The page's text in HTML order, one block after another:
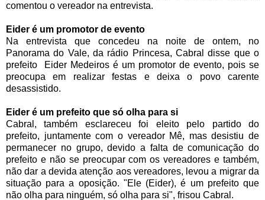
comentou o vereador na entrevista.
Eider é um promotor de evento
Na entrevista que concedeu na noite de ontem, no
Panorama do Vale, da rádio Princesa, Cabral disse que o
prefeito Eider Medeiros é um promotor de evento, pois se
preocupa em realizar festas e deixa o povo carente
desassistido.
Eider é um prefeito que só olha para si
Cabral, também esclareceu foi eleito pelo partido do
prefeito, juntamente com o vereador Mê, mas desistiu de
permanecer no grupo, devido a falta de comunicação do
prefeito e não se preocupar com os vereadores e também,
não dar a devida atenção aos vereadores, levou a migrar da
situação para a oposição. "Ele (Eider), é um prefeito que
não olha para ninguém, só olha para si", frisou Cabral.